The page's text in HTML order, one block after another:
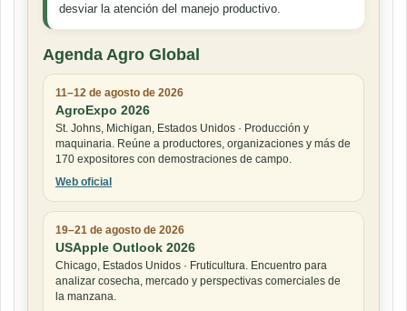
desviar la atención del manejo productivo.
Agenda Agro Global
11–12 de agosto de 2026
AgroExpo 2026
St. Johns, Michigan, Estados Unidos · Producción y
maquinaria. Reúne a productores, organizaciones y más de
170 expositores con demostraciones de campo.
Web oficial
19–21 de agosto de 2026
USApple Outlook 2026
Chicago, Estados Unidos · Fruticultura. Encuentro para
analizar cosecha, mercado y perspectivas comerciales de
la manzana.